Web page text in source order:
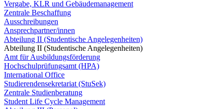
Vergabe, KLR und Gebäudemanagement
Zentrale Beschaffung
Ausschreibungen
Ansprechpartner/innen
Abteilung II (Studentische Angelegenheiten)
Abteilung II (Studentische Angelegenheiten)
Amt für Ausbildungsförderung
Hochschulprüfungsamt (HPA)
International Office
Studierendensekretariat (StuSek)
Zentrale Studienberatung
Student Life Cycle Management